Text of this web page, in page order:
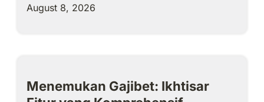
August 8, 2026
Menemukan Gajibet: Ikhtisar